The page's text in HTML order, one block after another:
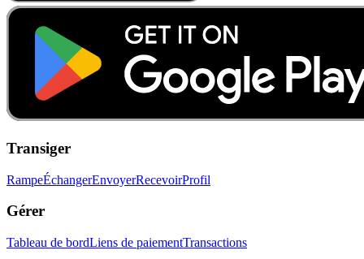
Transiger
RampeÉchangerEnvoyerRecevoirProfil
Gérer
Tableau de bordLiens de paiementTransactions